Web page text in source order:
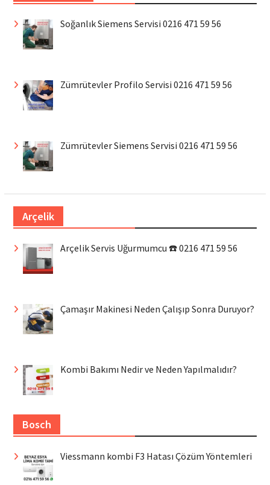
Soğanlık Siemens Servisi 0216 471 59 56
Zümrütevler Profilo Servisi 0216 471 59 56
Zümrütevler Siemens Servisi 0216 471 59 56
Arçelik
Arçelik Servis Uğurmumcu ☎️ 0216 471 59 56
Çamaşır Makinesi Neden Çalışıp Sonra Duruyor?
Kombi Bakımı Nedir ve Neden Yapılmalıdır?
Bosch
Viessmann kombi F3 Hatası Çözüm Yöntemleri